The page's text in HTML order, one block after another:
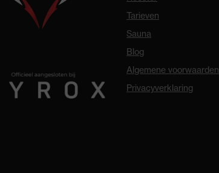
Tarieven
Sauna
Blog
Algemene voorwaarden
Privacyverklaring